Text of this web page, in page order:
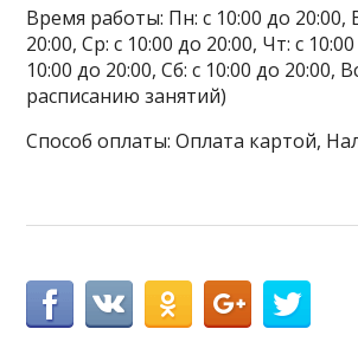
Время работы: Пн: с 10:00 до 20:00,
20:00, Ср: с 10:00 до 20:00, Чт: с
10:00 до 20:00, Сб: с 10:00 до 20:00,
расписанию занятий)
Способ оплаты: Оплата картой,